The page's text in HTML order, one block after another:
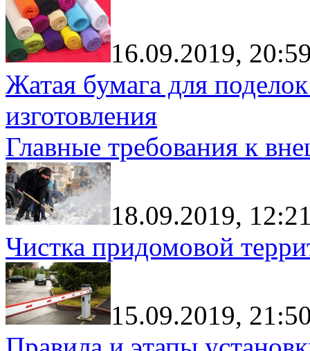
16.09.2019,
Жатая бумага для
изготовления
Главные требования к
18.09.2019,
Чистка придомовой
15.09.2019,